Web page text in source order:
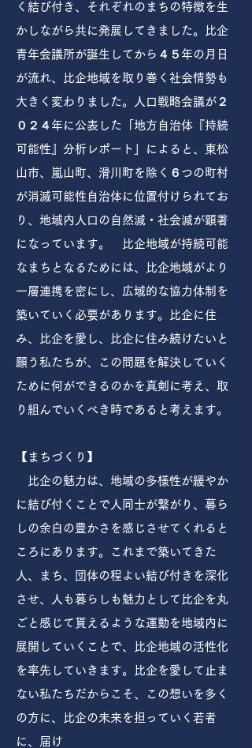
く結び付き、それぞれのまちの特徴を生
かしながら共に発展してきました。比企
青年会議所が誕生してから４５年の月日
が流れ、比企地域を取り巻く社会情勢も
大きく変わりました。人口戦略会議が２
０２４年に公表した「地方自治体『持続
可能性』分析レポート」によると、東松
山市、嵐山町、滑川町を除く６つの町村
が消滅可能性自治体に位置付けられてお
り、地域内人口の自然減・社会減が顕著
になっています。 比企地域が持続可能
なまちとなるためには、比企地域がより
一層連携を密にし、広域的な協力体制を
築いていく必要があります。比企に住
み、比企を愛し、比企に住み続けたいと
願う私たちが、この問題を解決していく
ために何ができるのかを真剣に考え、取
り組んでいくべき時であると考えます。
【まちづくり】
比企の魅力は、地域の多様性が緩やか
に結び付くことで人同士が繋がり、暮ら
しの余白の豊かさを感じさせてくれると
ころにあります。これまで築いてきた
人、まち、団体の程よい結び付きを深化
させ、人も暮らしも魅力として比企を丸
ごと感じて貰えるような運動を地域内に
展開していくことで、比企地域の活性化
を率先していきます。比企を愛して止ま
ない私たちだからこそ、この想いを多く
の方に、比企の未来を担っていく若者
に、届け